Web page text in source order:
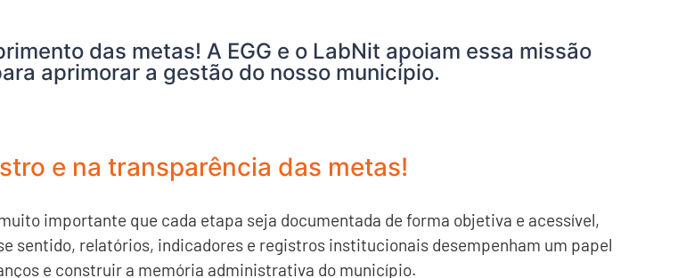
das metas! A EGG e o LabNit apoiam essa missão
aprimorar a gestão do nosso município.
e na transparência das metas!
importante que cada etapa seja documentada de forma objetiva e acessível,
sentido, relatórios, indicadores e registros institucionais desempenham um papel
e construir a memória administrativa do município.